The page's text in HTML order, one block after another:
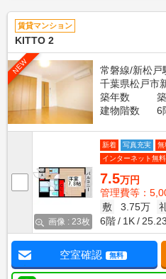
賃貸マンション
KITTO 2
NEW
常磐線/新松戸
千葉県松戸市
築年数
建物階数
6
画像 : 23枚
新着 写真充実
無
インターネット無料
7.5万円
管理費等：
敷
3.75万
6階
1K
空室確認 無料